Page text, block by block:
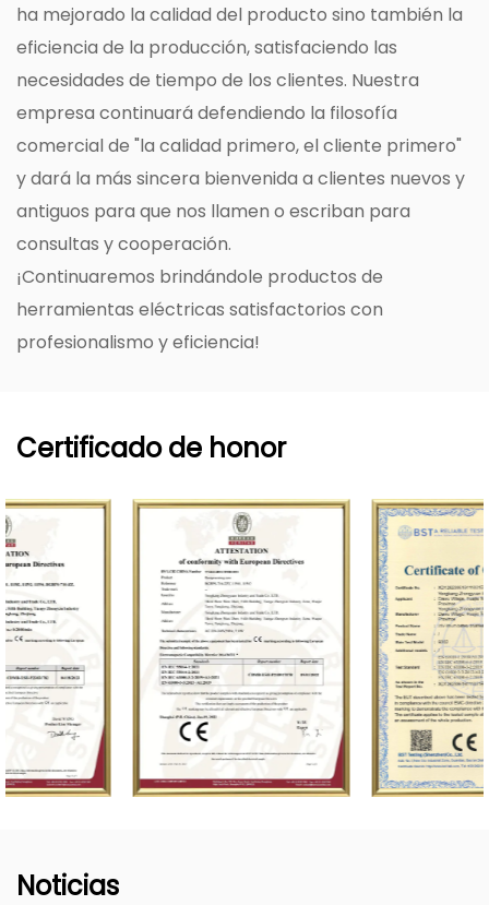
ha mejorado la calidad del producto sino también la
eficiencia de la producción, satisfaciendo las
necesidades de tiempo de los clientes. Nuestra
empresa continuará defendiendo la filosofía
comercial de "la calidad primero, el cliente primero"
y dará la más sincera bienvenida a clientes nuevos y
antiguos para que nos llamen o escriban para
consultas y cooperación.
¡Continuaremos brindándole productos de
herramientas eléctricas satisfactorios con
profesionalismo y eficiencia!
Certificado de honor
Noticias